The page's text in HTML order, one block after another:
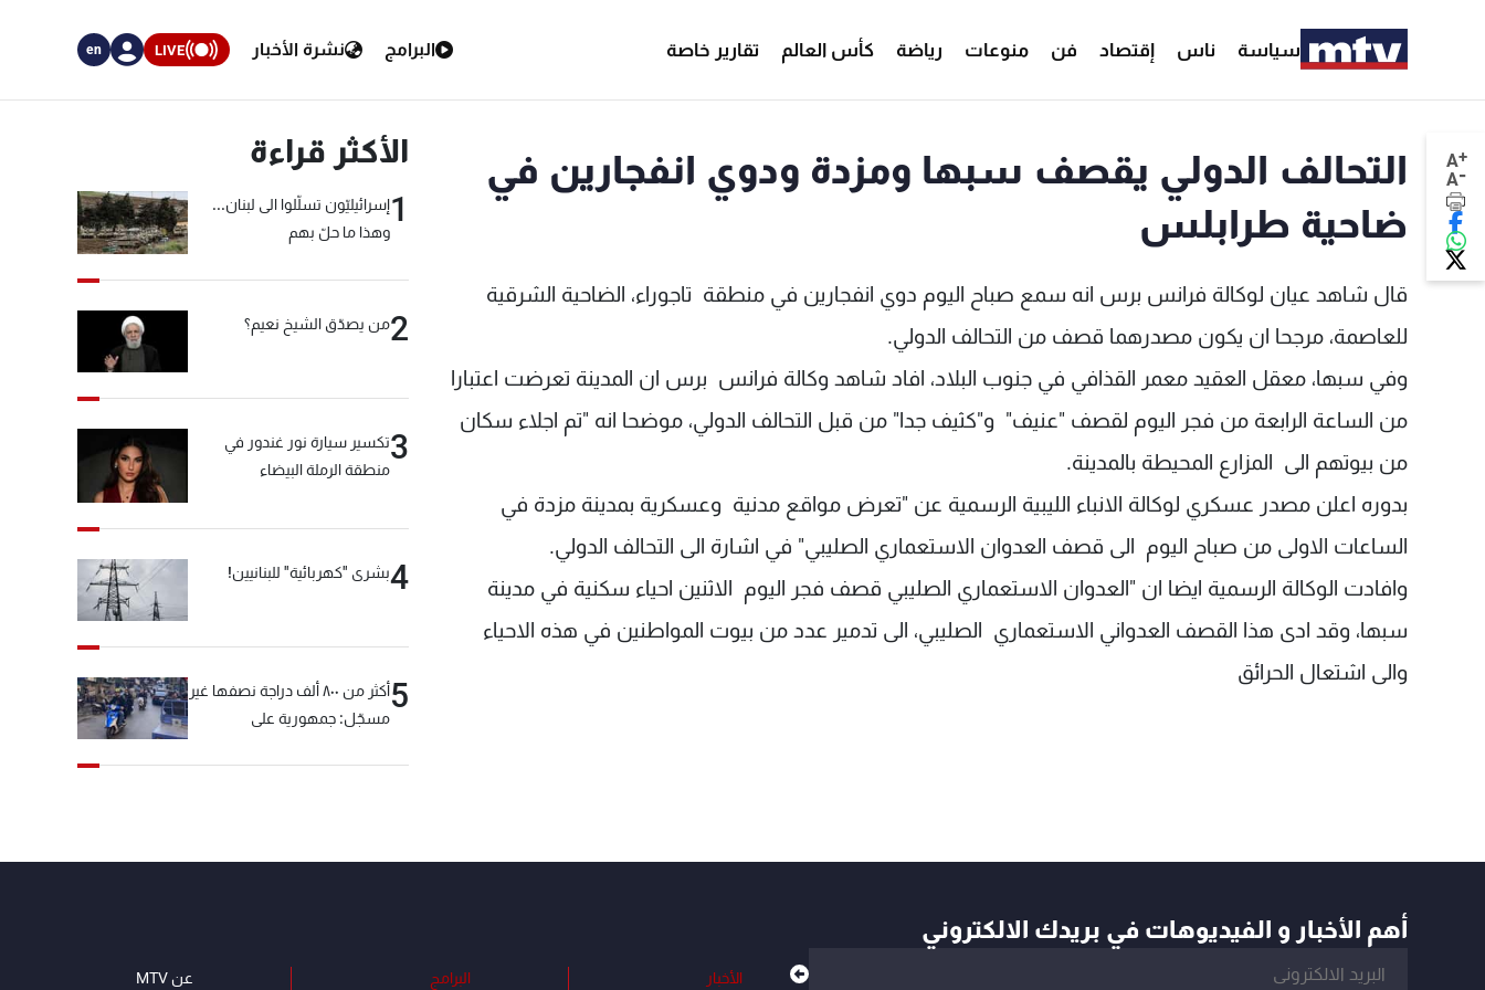
سياسة ناس إقتصاد فن منوعات رياضة كأس العالم تقارير خاصة البرامج نشرة الأخبار LIVE
en
A+
A-
التحالف الدولي يقصف سبها ومزدة ودوي انفجارين في
ضاحية طرابلس
قال شاهد عيان لوكالة فرانس برس انه سمع صباح اليوم دوي انفجارين في منطقة تاجوراء، الضاحية الشرقية
للعاصمة، مرجحا ان يكون مصدرهما قصف من التحالف الدولي.
وفي سبها، معقل العقيد معمر القذافي في جنوب البلاد، افاد شاهد وكالة فرانس برس ان المدينة تعرضت اعتبارا
من الساعة الرابعة من فجر اليوم لقصف "عنيف" و"كثيف جدا" من قبل التحالف الدولي، موضحا انه "تم اجلاء سكان
من بيوتهم الى المزارع المحيطة بالمدينة.
بدوره اعلن مصدر عسكري لوكالة الانباء الليبية الرسمية عن "تعرض مواقع مدنية وعسكرية بمدينة مزدة في
الساعات الاولى من صباح اليوم الى قصف العدوان الاستعماري الصليبي" في اشارة الى التحالف الدولي.
وافادت الوكالة الرسمية ايضا ان "العدوان الاستعماري الصليبي قصف فجر اليوم الاثنين احياء سكنية في مدينة
سبها، وقد ادى هذا القصف العدواني الاستعماري الصليبي، الى تدمير عدد من بيوت المواطنين في هذه الاحياء
والى اشتعال الحرائق
الأكثر قراءة
1إسرائيليّون تسلّلوا الى لبنان...
وهذا ما حلّ بهم
2من يصدّق الشيخ نعيم؟
3تكسير سيارة نور غندور في
منطقة الرملة البيضاء
4بشرى "كهربائية" للبنانيين!
5
أكثر من ٨٠٠ ألف دراجة نصفها غير
مسجّل: جمهورية على
أهم الأخبار و الفيديوهات في بريدك الالكتروني
الأخبار البرامج عن MTV